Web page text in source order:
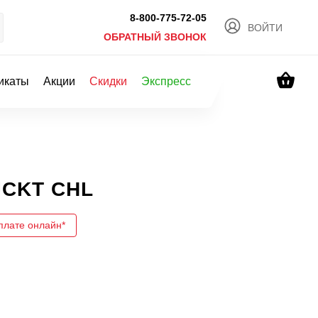
8-800-775-72-05
ОБРАТНЫЙ ЗВОНОК
ВОЙТИ
Акции Скидки Экспресс
CHL
онлайн*